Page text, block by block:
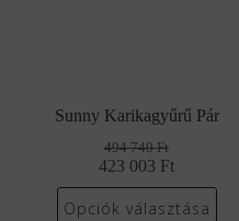
Sunny Karikagyűrű Pár
494 740Ft
Original
price
was:
423 003 Ft
Current
price
is:
Opciók választása